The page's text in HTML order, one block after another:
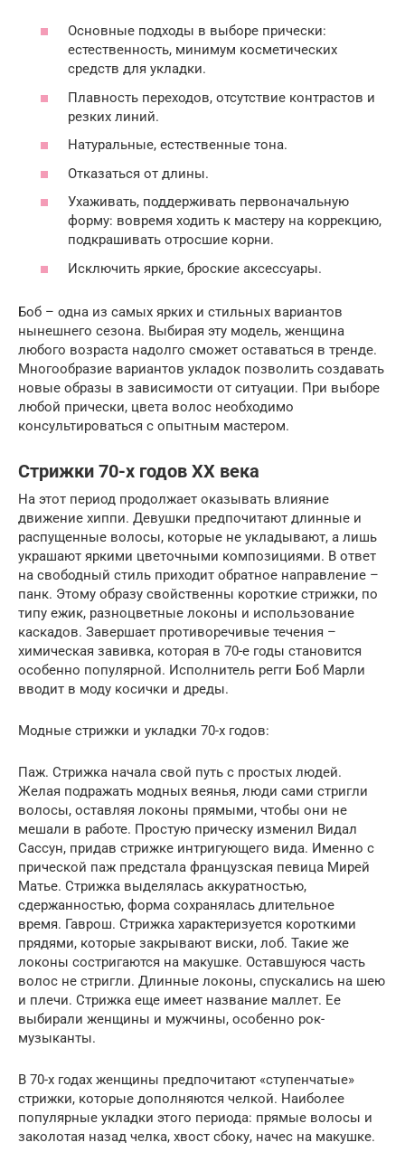
Основные подходы в выборе прически:
естественность, минимум косметических
средств для укладки.
Плавность переходов, отсутствие контрастов и
резких линий.
Натуральные, естественные тона.
Отказаться от длины.
Ухаживать, поддерживать первоначальную
форму: вовремя ходить к мастеру на коррекцию,
подкрашивать отросшие корни.
Исключить яркие, броские аксессуары.
Боб – одна из самых ярких и стильных вариантов
нынешнего сезона. Выбирая эту модель, женщина
любого возраста надолго сможет оставаться в тренде.
Многообразие вариантов укладок позволить создавать
новые образы в зависимости от ситуации. При выборе
любой прически, цвета волос необходимо
консультироваться с опытным мастером.
Стрижки 70-х годов XX века
На этот период продолжает оказывать влияние
движение хиппи. Девушки предпочитают длинные и
распущенные волосы, которые не укладывают, а лишь
украшают яркими цветочными композициями. В ответ
на свободный стиль приходит обратное направление –
панк. Этому образу свойственны короткие стрижки, по
типу ежик, разноцветные локоны и использование
каскадов. Завершает противоречивые течения –
химическая завивка, которая в 70-е годы становится
особенно популярной. Исполнитель регги Боб Марли
вводит в моду косички и дреды.
Модные стрижки и укладки 70-х годов:
Паж. Стрижка начала свой путь с простых людей.
Желая подражать модных веянья, люди сами стригли
волосы, оставляя локоны прямыми, чтобы они не
мешали в работе. Простую прическу изменил Видал
Сассун, придав стрижке интригующего вида. Именно с
прической паж предстала французская певица Мирей
Матье. Стрижка выделялась аккуратностью,
сдержанностью, форма сохранялась длительное
время. Гаврош. Стрижка характеризуется короткими
прядями, которые закрывают виски, лоб. Такие же
локоны состригаются на макушке. Оставшуюся часть
волос не стригли. Длинные локоны, спускались на шею
и плечи. Стрижка еще имеет название маллет. Ее
выбирали женщины и мужчины, особенно рок-
музыканты.
В 70-х годах женщины предпочитают «ступенчатые»
стрижки, которые дополняются челкой. Наиболее
популярные укладки этого периода: прямые волосы и
заколотая назад челка, хвост сбоку, начес на макушке.